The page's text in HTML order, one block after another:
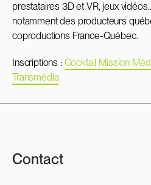
prestataires 3D et VR, jeux
notamment des producteurs
coproductions France-Québec.
Inscriptions : Cocktail Mission
Transmédia
Contact